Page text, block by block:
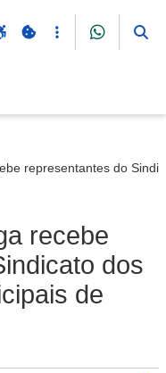
representantes do
recebe
dos
de